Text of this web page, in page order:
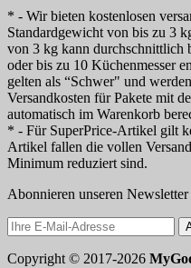
* - Wir bieten kostenlosen
Standardgewicht von bis zu 3
von 3 kg kann durchschnittlich
oder bis zu 10 Küchenmesser
gelten als “Schwer" und
Versandkosten für Pakete mit
automatisch im Warenkorb
* - Für SuperPrice-Artikel gilt
Artikel fallen die vollen
Minimum reduziert sind.
Abonnieren unseren
Copyright © 2017-2026